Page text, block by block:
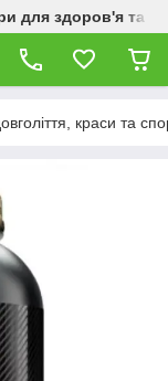
для здоров'я та
краси та